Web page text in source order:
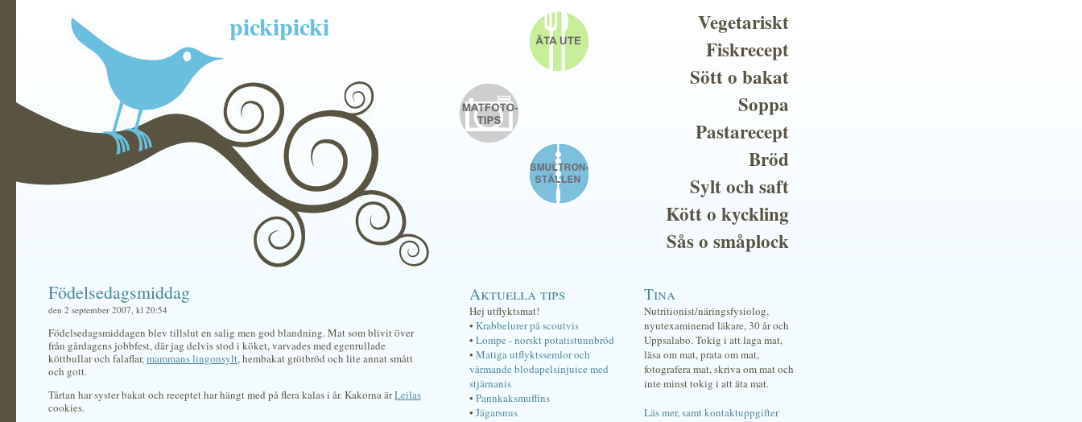
pickipicki
Vegetariskt
Fiskrecept
Sött o bakat
Soppa
Pastarecept
Bröd
Sylt och saft
Kött o kyckling
Sås o småplock
Födelsedagsmiddag
den 2 september 2007, kl 20:54
Födelsedagsmiddagen blev tillslut en salig men god blandning. Mat som blivit över
från gårdagens jobbfest, där jag delvis stod i köket, varvades med egenrullade
köttbullar och falaflar,mammans lingonsylt, hembakat grötbröd och lite annat smått
och gott.
Tårtan har syster bakat och receptet har hängt med på flera kalas i år. Kakorna ärLeilas
cookies.
Aktuella tips
Hej utflyktsmat!
• Krabbelurer på scoutvis
• Lompe - norskt potatistunnbröd
• Matiga utflyktssemlor och
värmande blodapelsinjuice med
stjärnanis
• Pannkaksmuffins
• Jägarsnus
Tina
Nutritionist/näringsfysiolog,
nyutexaminerad läkare, 30 år och
Uppsalabo. Tokig i att laga mat,
läsa om mat, prata om mat,
fotografera mat, skriva om mat och
inte minst tokig i att äta mat.
Läs mer, samt kontaktuppgifter